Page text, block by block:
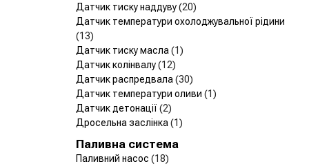
Датчик тиску наддуву(20)
Датчик температури охолоджувальної рідини
(13)
Датчик тиску масла (1)
Датчик колінвалу(12)
Датчик распредвала (30)
Датчик температури оливи (1)
Датчик детонації (2)
Дросельна заслінка (1)
Паливна система
Паливний насос (18)